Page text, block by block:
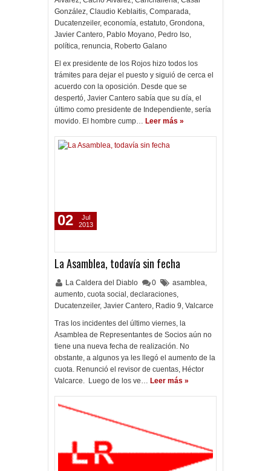
González, Claudio Keblaitis, Comparada,
Ducatenzeiler, economía, estatuto, Grondona,
Javier Cantero, Pablo Moyano, Pedro Iso,
política, renuncia, Roberto Galano
El ex presidente de los Rojos hizo todos los
trámites para dejar el puesto y siguió de cerca el
acuerdo con la oposición. Desde que se
despertó, Javier Cantero sabía que su día, el
último como presidente de Independiente, sería
movido. El hombre cump… Leer más »
La Asamblea, todavía sin fecha
La Caldera del Diablo 0 asamblea,
aumento, cuota social , declaraciones,
Ducatenzeiler, Javier Cantero, Radio 9, Valcarce
Tras los incidentes del último viernes, la
Asamblea de Representantes de Socios aún no
tiene una nueva fecha de realización. No
obstante, a algunos ya les llegó el aumento de la
cuota. Renunció el revisor de cuentas, Héctor
Valcarce. Luego de los ve… Leer más »
02
Jul
2013